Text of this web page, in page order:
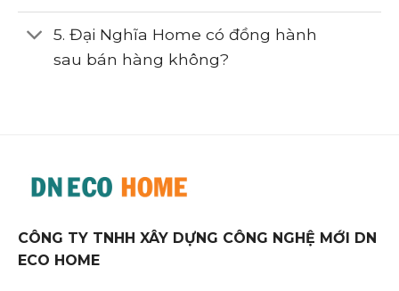
5. Đại Nghĩa Home có đồng hành
sau bán hàng không?
CÔNG TY TNHH XÂY DỰNG CÔNG NGHỆ MỚI DN
ECO HOME